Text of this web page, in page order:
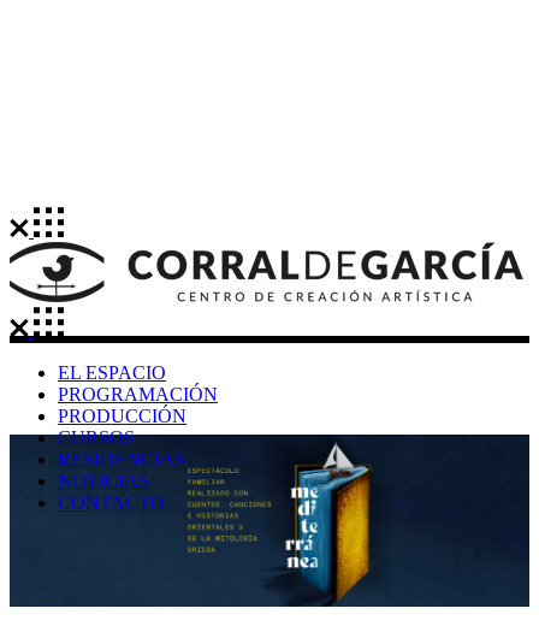
EL ESPACIO
PROGRAMACIÓN
PRODUCCIÓN
CURSOS
RESIDENCIAS
NOTICIAS
CONTACTO